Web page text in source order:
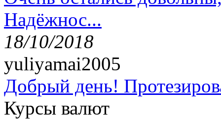
Надёжнос...
18/10/2018
yuliyamai2005
Добрый день!
Курсы валют